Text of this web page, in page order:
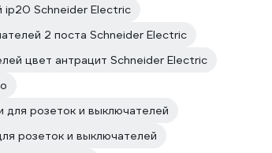
ip20 Schneider Electric
2 поста Schneider Electric
цвет антрацит Schneider Electric
для розеток и выключателей
розеток и выключателей